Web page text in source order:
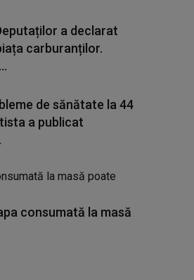
a declarat
carburanților.
de sănătate la 44
a publicat
consumată la masă